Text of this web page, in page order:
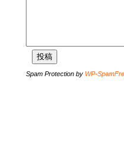
Spam Protection by WP-